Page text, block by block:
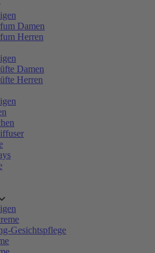
Damen
Herren
Damen
Herren
Gesichtspflege